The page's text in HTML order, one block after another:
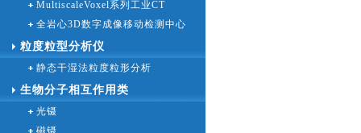
MultiscaleVoxel系列工业CT
全岩心3D数字成像移动检测中心
粒度粒型分析仪
静态干湿法粒度粒形分析
生物分子相互作用类
光镊
磁镊